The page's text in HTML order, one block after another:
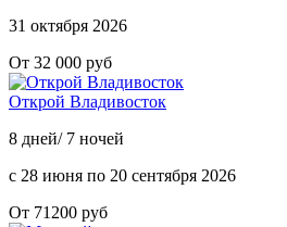
31 октября 2026
От 32 000 руб
Открой Владивосток
8 дней/ 7 ночей
с 28 июня по 20 сентября 2026
От 71200 руб